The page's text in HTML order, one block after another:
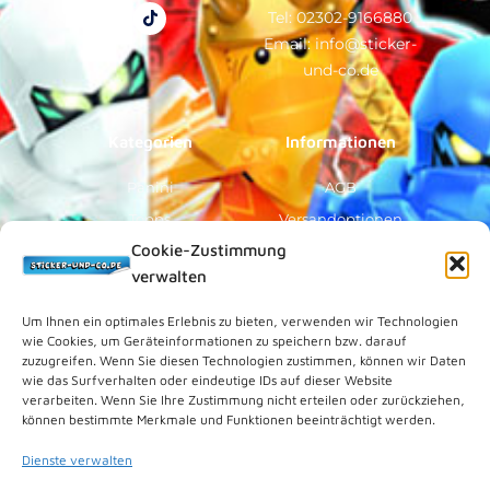
Cookie-Zustimmung
verwalten
Um Ihnen ein optimales Erlebnis zu bieten, verwenden wir Technologien
wie Cookies, um Geräteinformationen zu speichern bzw. darauf
zuzugreifen. Wenn Sie diesen Technologien zustimmen, können wir Daten
wie das Surfverhalten oder eindeutige IDs auf dieser Website
verarbeiten. Wenn Sie Ihre Zustimmung nicht erteilen oder zurückziehen,
können bestimmte Merkmale und Funktionen beeinträchtigt werden.
Dienste verwalten
k
-
f
t
u
b
e
t
a
g
r
a
m
t
o
k
Tel: 02302-9166880
Email: info@sticker-
und-co.de
Kategorien
Panini
Topps
Blue Ocean
Sammelfiguren
Vorverkauf
Informationen
AGB
Versandoptionen
Zahlungsoptionen
Über Uns
Rechtliches
Kundenkonto
Datenschutz